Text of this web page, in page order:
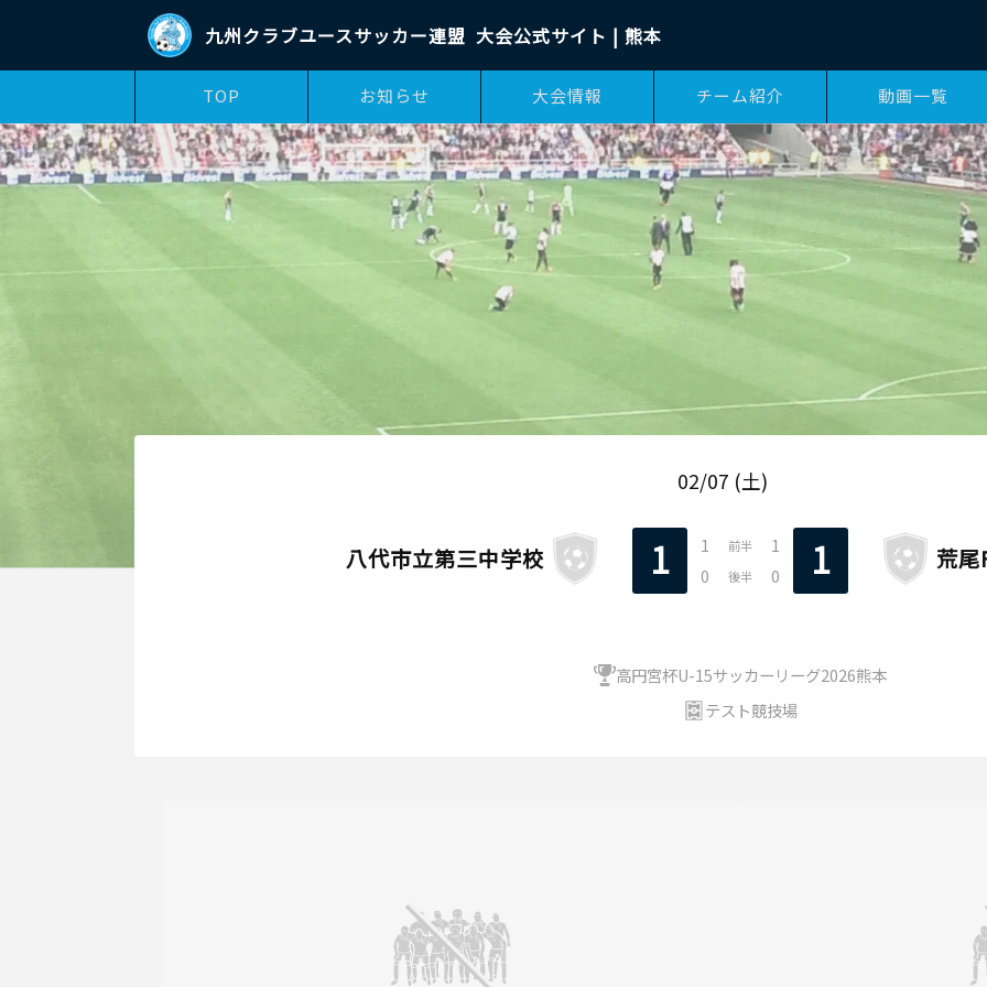
九州クラブユースサッカー連盟 大会公式サイト | 熊本
TOP お知らせ 大会情報 チーム紹介 動画一覧
02/07 (土)
八代市立第三中学校 1 1 前半
1
0
後半 0 1 荒
高円宮杯U-15サッカーリーグ2026熊本
テスト競技場